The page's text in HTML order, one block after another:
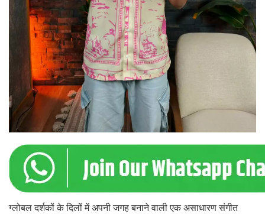
ग्लोबल दर्शकों के दिलों में अपनी जगह बनाने वाली एक असाधारण संगीत